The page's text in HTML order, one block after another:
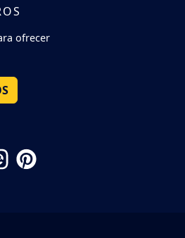
ofrecer